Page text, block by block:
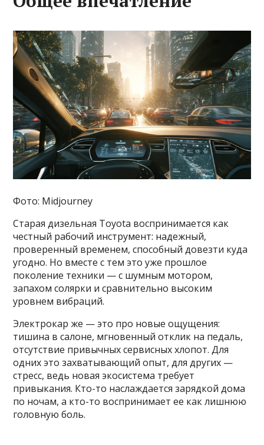
Фото: Midjourney
Старая дизельная Toyota воспринимается как
честный рабочий инструмент: надежный,
проверенный временем, способный довезти куда
угодно. Но вместе с тем это уже прошлое
поколение техники — с шумным мотором,
запахом солярки и сравнительно высоким
уровнем вибраций.
Электрокар же — это про новые ощущения:
тишина в салоне, мгновенный отклик на педаль,
отсутствие привычных сервисных хлопот. Для
одних это захватывающий опыт, для других —
стресс, ведь новая экосистема требует
привыкания. Кто-то наслаждается зарядкой дома
по ночам, а кто-то воспринимает ее как лишнюю
головную боль.